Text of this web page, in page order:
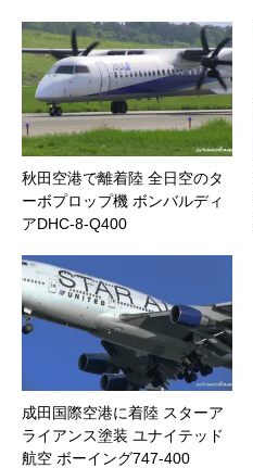
秋田空港で離着陸 全日空のタ
ーボプロップ機 ボンバルディ
アDHC-8-Q400
成田国際空港に着陸 スターア
ライアンス塗装 ユナイテッド
航空 ボーイング747-400